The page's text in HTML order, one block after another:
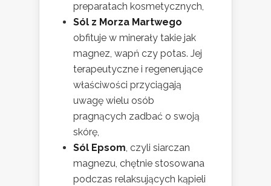
preparatach kosmetycznych,
Sól z Morza Martwego
obfituje w minerały takie jak
magnez, wapń czy potas. Jej
terapeutyczne i regenerujące
właściwości przyciągają
uwagę wielu osób
pragnących zadbać o swoją
skórę,
Sól Epsom, czyli siarczan
magnezu, chętnie stosowana
podczas relaksujących kąpieli